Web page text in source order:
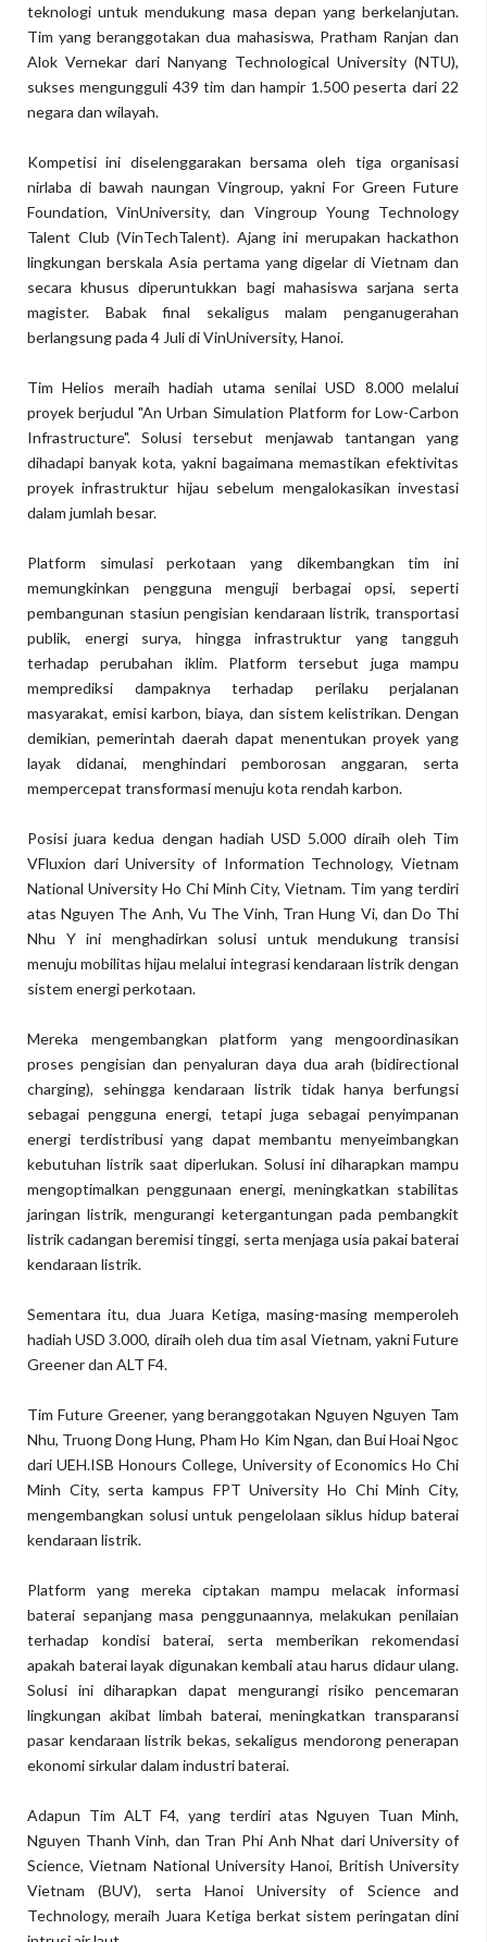
teknologi untuk mendukung masa depan yang berkelanjutan.
Tim yang beranggotakan dua mahasiswa, Pratham Ranjan dan
Alok Vernekar dari Nanyang Technological University (NTU),
sukses mengungguli 439 tim dan hampir 1.500 peserta dari 22
negara dan wilayah.
Kompetisi ini diselenggarakan bersama oleh tiga organisasi
nirlaba di bawah naungan Vingroup, yakni For Green Future
Foundation, VinUniversity, dan Vingroup Young Technology
Talent Club (VinTechTalent). Ajang ini merupakan hackathon
lingkungan berskala Asia pertama yang digelar di Vietnam dan
secara khusus diperuntukkan bagi mahasiswa sarjana serta
magister. Babak final sekaligus malam penganugerahan
berlangsung pada 4 Juli di VinUniversity, Hanoi.
Tim Helios meraih hadiah utama senilai USD 8.000 melalui
proyek berjudul "An Urban Simulation Platform for Low-Carbon
Infrastructure". Solusi tersebut menjawab tantangan yang
dihadapi banyak kota, yakni bagaimana memastikan efektivitas
proyek infrastruktur hijau sebelum mengalokasikan investasi
dalam jumlah besar.
Platform simulasi perkotaan yang dikembangkan tim ini
memungkinkan pengguna menguji berbagai opsi, seperti
pembangunan stasiun pengisian kendaraan listrik, transportasi
publik, energi surya, hingga infrastruktur yang tangguh
terhadap perubahan iklim. Platform tersebut juga mampu
memprediksi dampaknya terhadap perilaku perjalanan
masyarakat, emisi karbon, biaya, dan sistem kelistrikan. Dengan
demikian, pemerintah daerah dapat menentukan proyek yang
layak didanai, menghindari pemborosan anggaran, serta
mempercepat transformasi menuju kota rendah karbon.
Posisi juara kedua dengan hadiah USD 5.000 diraih oleh Tim
VFluxion dari University of Information Technology, Vietnam
National University Ho Chi Minh City, Vietnam. Tim yang terdiri
atas Nguyen The Anh, Vu The Vinh, Tran Hung Vi, dan Do Thi
Nhu Y ini menghadirkan solusi untuk mendukung transisi
menuju mobilitas hijau melalui integrasi kendaraan listrik dengan
sistem energi perkotaan.
Mereka mengembangkan platform yang mengoordinasikan
proses pengisian dan penyaluran daya dua arah (bidirectional
charging), sehingga kendaraan listrik tidak hanya berfungsi
sebagai pengguna energi, tetapi juga sebagai penyimpanan
energi terdistribusi yang dapat membantu menyeimbangkan
kebutuhan listrik saat diperlukan. Solusi ini diharapkan mampu
mengoptimalkan penggunaan energi, meningkatkan stabilitas
jaringan listrik, mengurangi ketergantungan pada pembangkit
listrik cadangan beremisi tinggi, serta menjaga usia pakai baterai
kendaraan listrik.
Sementara itu, dua Juara Ketiga, masing-masing memperoleh
hadiah USD 3.000, diraih oleh dua tim asal Vietnam, yakni Future
Greener dan ALT F4.
Tim Future Greener, yang beranggotakan Nguyen Nguyen Tam
Nhu, Truong Dong Hung, Pham Ho Kim Ngan, dan Bui Hoai Ngoc
dari UEH.ISB Honours College, University of Economics Ho Chi
Minh City, serta kampus FPT University Ho Chi Minh City,
mengembangkan solusi untuk pengelolaan siklus hidup baterai
kendaraan listrik.
Platform yang mereka ciptakan mampu melacak informasi
baterai sepanjang masa penggunaannya, melakukan penilaian
terhadap kondisi baterai, serta memberikan rekomendasi
apakah baterai layak digunakan kembali atau harus didaur ulang.
Solusi ini diharapkan dapat mengurangi risiko pencemaran
lingkungan akibat limbah baterai, meningkatkan transparansi
pasar kendaraan listrik bekas, sekaligus mendorong penerapan
ekonomi sirkular dalam industri baterai.
Adapun Tim ALT F4, yang terdiri atas Nguyen Tuan Minh,
Nguyen Thanh Vinh, dan Tran Phi Anh Nhat dari University of
Science, Vietnam National University Hanoi, British University
Vietnam (BUV), serta Hanoi University of Science and
Technology, meraih Juara Ketiga berkat sistem peringatan dini